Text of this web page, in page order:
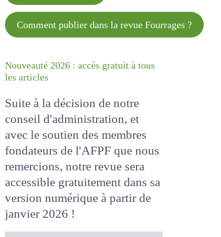
Comment publier dans la revue
Nouveauté 2026 : accès gratuit à
Suite à la décision de notre
conseil d'administration, et
avec le soutien des membres
fondateurs de l'AFPF que nous
remercions, notre revue sera
accessiblegratuitementdans
sa version numérique
de janvier 2026 !